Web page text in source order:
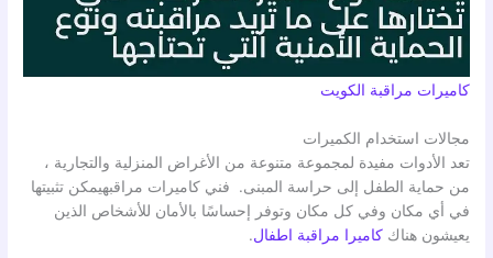
كاميرات مراقبة الكويت
مجالات استخدام الكميرات
تعد الأدوات مفيدة لمجموعة متنوعة من الأغراض المنزلية والتجارية ،
من حماية الطفل إلى حراسة المبنى. فني كاميرات مراقبهيمكن تثبيتها
في أي مكان وفي كل مكان وتوفر إحساسًا بالأمان للأشخاص الذين
يعيشون هناككاميرا مراقبة اطفال.